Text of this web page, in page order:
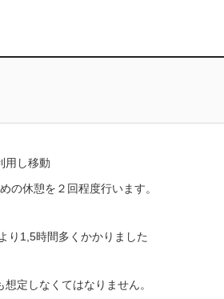
用し移動
の休憩を２回程度行います。
り1,5時間多くかかりました
定しなくてはなりません。